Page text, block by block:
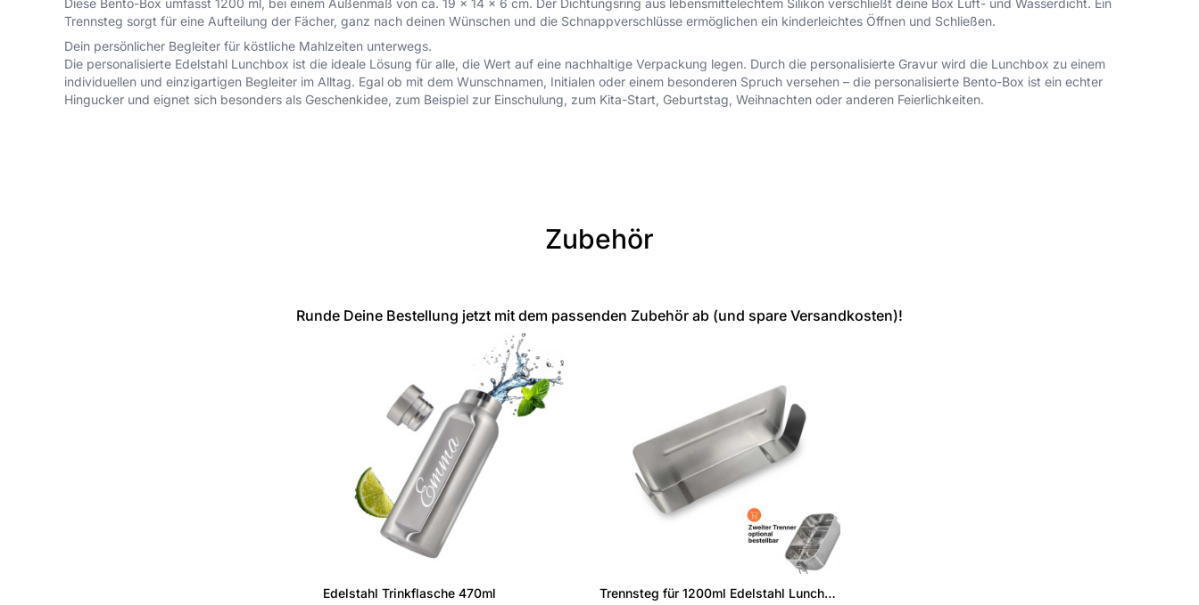
Trennsteg sorgt für eine Aufteilung der Fächer, ganz nach deinen Wünschen und die Schnappverschlüsse ermöglichen ein kinderleichtes Öffnen und Schließen.
Dein persönlicher Begleiter für köstliche Mahlzeiten unterwegs.
Die personalisierte Edelstahl Lunchbox ist die ideale Lösung für alle, die Wert auf eine nachhaltige Verpackung legen. Durch die personalisierte Gravur wird die Lunchbox zu einem
individuellen und einzigartigen Begleiter im Alltag. Egal ob mit dem Wunschnamen, Initialen oder einem besonderen Spruch versehen – die personalisierte Bento-Box ist ein echter
Hingucker und eignet sich besonders als Geschenkidee, zum Beispiel zur Einschulung, zum Kita-Start, Geburtstag, Weihnachten oder anderen Feierlichkeiten.
Zubehör
Runde Deine Bestellung jetzt mit dem passenden Zubehör ab (und spare Versandkosten)!
Edelstahl Trinkflasche 470ml Trennsteg für 1200ml Edelstahl Lunchbox